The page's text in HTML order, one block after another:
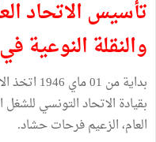
تأسيس الاتحاد
والنقلة النوعية
بداية من
العام، الزعيم فرحات حشاد.